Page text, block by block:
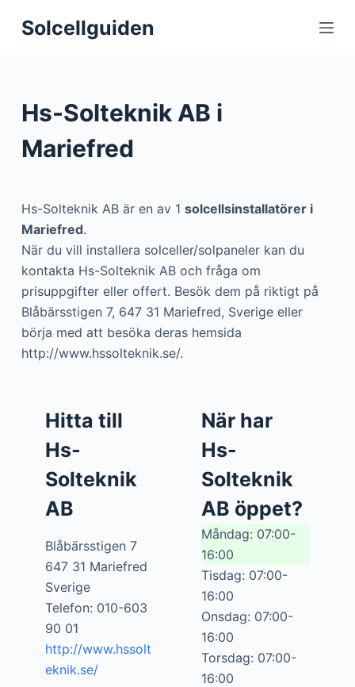
S
o
c
e
n
Solcellguiden
Hs-Solteknik AB i
Mariefred
Hs-Solteknik AB är en av 1 solcellsinstallatörer i
Mariefred.
När du vill installera solceller/solpaneler kan du
kontakta Hs-Solteknik AB och fråga om
prisuppgifter eller offert. Besök dem på riktigt på
Blåbärsstigen 7, 647 31 Mariefred, Sverige eller
börja med att besöka deras hemsida
http://www.hssolteknik.se/.
Hitta till
Hs-
Solteknik
AB
Blåbärsstigen 7
647 31 Mariefred
Sverige
Telefon: 010-603
90 01
http://www.hssolt
eknik.se/
När har
Hs-
Solteknik
AB öppet?
Måndag: 07:00-
16:00
Tisdag: 07:00-
16:00
Onsdag: 07:00-
16:00
Torsdag: 07:00-
16:00